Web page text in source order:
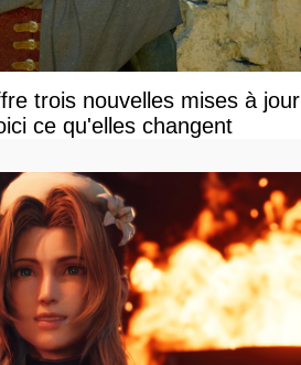
trois nouvelles mises à jour
ce qu'elles changent